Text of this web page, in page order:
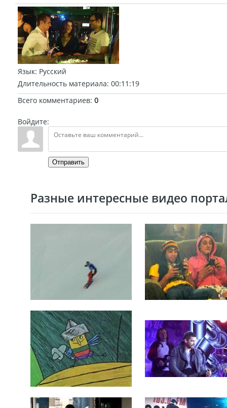
Язык: Русский
Длительность материала: 00:11:19
Всего комментариев: 0
Войдите:
Отправить
Разные интересные видео